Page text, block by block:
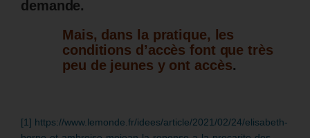
demande.
Mais, dans la pratique, les
conditions d’accès font que très
peu de jeunes y ont accès.
[1] https://www.lemonde.fr/idees/article/2021/02/24/elisabeth-